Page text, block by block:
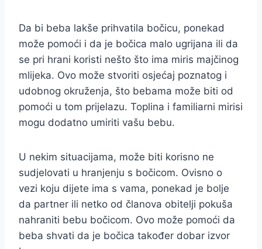
Da bi beba lakše prihvatila bočicu, ponekad
može pomoći i da je bočica malo ugrijana ili da
se pri hrani koristi nešto što ima miris majčinog
mlijeka. Ovo može stvoriti osjećaj poznatog i
udobnog okruženja, što bebama može biti od
pomoći u tom prijelazu. Toplina i familiarni mirisi
mogu dodatno umiriti vašu bebu.
U nekim situacijama, može biti korisno ne
sudjelovati u hranjenju s bočicom. Ovisno o
vezi koju dijete ima s vama, ponekad je bolje
da partner ili netko od članova obitelji pokuša
nahraniti bebu bočicom. Ovo može pomoći da
beba shvati da je bočica također dobar izvor